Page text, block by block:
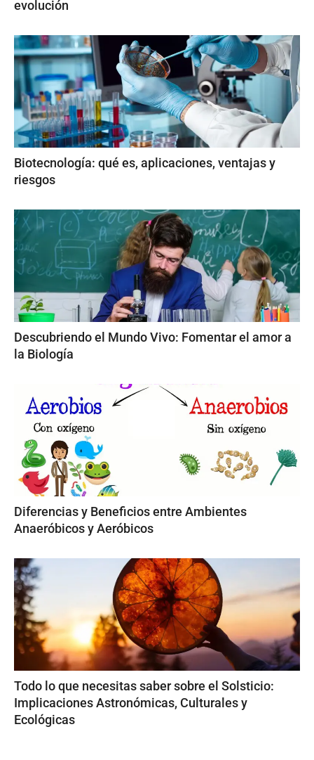
evolución
Biotecnología: qué es, aplicaciones, ventajas y
riesgos
Descubriendo el Mundo Vivo: Fomentar el amor a
la Biología
Diferencias y Beneficios entre Ambientes
Anaeróbicos y Aeróbicos
Todo lo que necesitas saber sobre el Solsticio:
Implicaciones Astronómicas, Culturales y
Ecológicas